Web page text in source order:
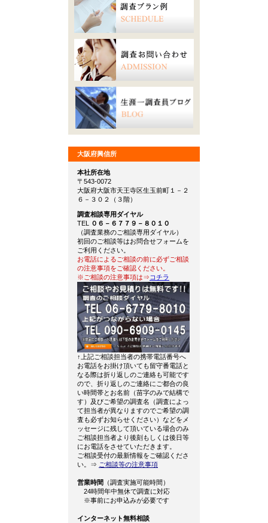
大阪府興信所
本社所在地
〒543-0072
大阪府大阪市天王寺区生玉前町１－２
６－３０２（３階）
調査相談専用ダイヤル
TEL ０６－６７７９－８０１０
（調査業務のご相談専用ダイヤル）
初回のご相談等はお問合せフォームを
ご利用ください。
お電話によるご相談の前に必ずご相談
の注意事項をご確認ください。
※ご相談の注意事項は⇒コチラ
↑上記ご相談担当者の携帯電話番号へ
お電話をお掛け頂いても留守番電話と
なる際は折り返しのご連絡も可能です
ので、折り返しのご連絡にご都合の良
い時間帯とお名前（苗字のみで結構で
す）及びご希望の調査名（調査によっ
て担当者が異なりますのでご希望の調
査も必ずお知らせください）などをメ
ッセージに残して頂いている場合のみ
ご相談担当者より後刻もしくは後日等
にお電話をさせていただきます。
ご相談受付の最新情報をご確認くださ
い。⇒ ご相談等の注意事項
営業時間 （調査実施可能時間）
24時間年中無休で調査に対応
※事前にお申込みが必要です
インターネット無料相談